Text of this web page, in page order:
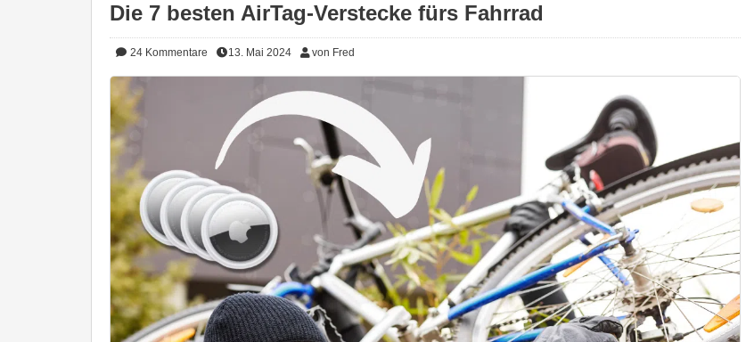
Die 7 besten AirTag-Verstecke fürs Fahrrad
24 Kommentare 13. Mai 2024 von Fred